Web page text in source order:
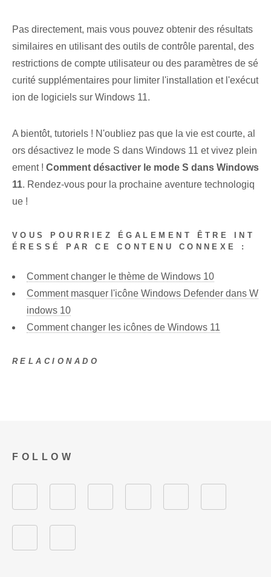
Pas directement, mais vous pouvez obtenir des résultats
similaires en utilisant des outils de contrôle parental, des
restrictions de compte utilisateur ou des paramètres de sé
curité supplémentaires pour limiter l'installation et l'exécut
ion de logiciels sur Windows 11.
A bientôt, tutoriels ! N'oubliez pas que la vie est courte, al
ors désactivez le mode S dans Windows 11 et vivez plein
ement ! Comment désactiver le mode S dans Windows
11. Rendez-vous pour la prochaine aventure technologiq
ue !
VOUS POURRIEZ ÉGALEMENT ÊTRE INT
ÉRESSÉ PAR CE CONTENU CONNEXE :
Comment changer le thème de Windows 10
Comment masquer l'icône Windows Defender dans W
indows 10
Comment changer les icônes de Windows 11
RELACIONADO
FOLLOW